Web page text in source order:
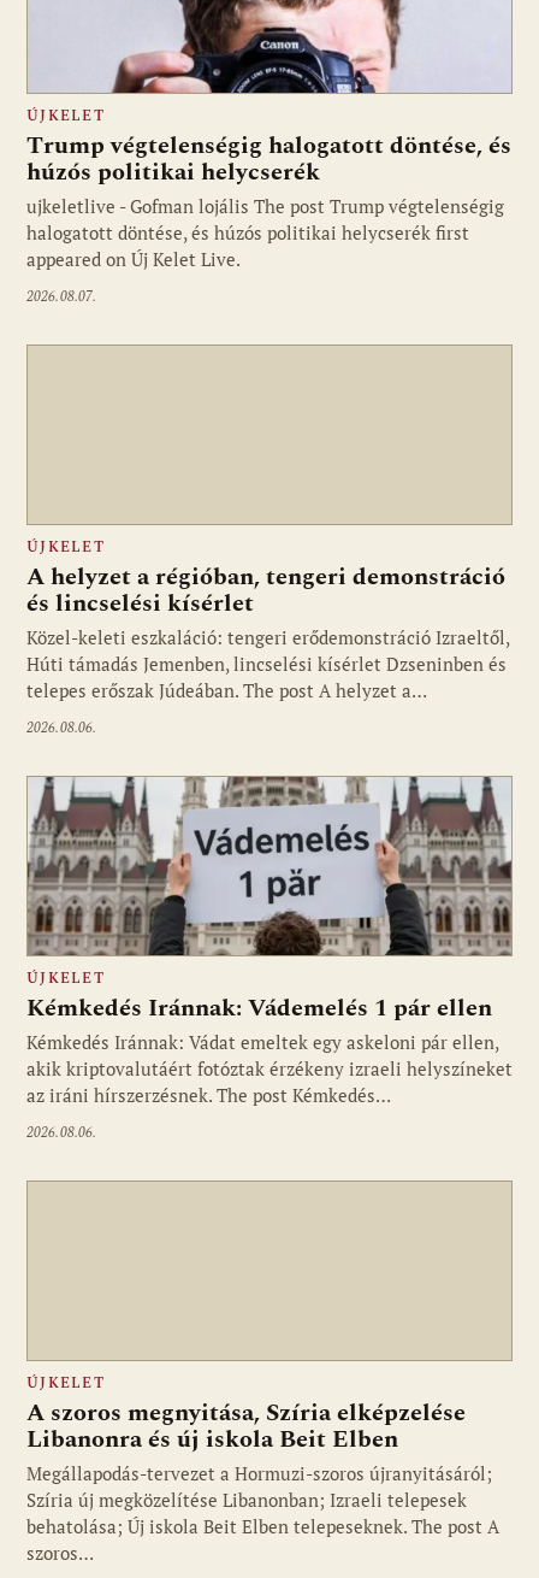
Fotó: ujkelet.live
ÚJKELET
Trump végtelenségig halogatott döntése, és
húzós politikai helycserék
ujkeletlive - Gofman lojális The post Trump végtelenségig
halogatott döntése, és húzós politikai helycserék first
appeared on Új Kelet Live.
2026.08.07.
ÚJKELET
A helyzet a régióban, tengeri demonstráció
és lincselési kísérlet
Közel-keleti eszkaláció: tengeri erődemonstráció Izraeltől,
Húti támadás Jemenben, lincselési kísérlet Dzseninben és
telepes erőszak Júdeában. The post A helyzet a…
2026.08.06.
ÚJKELET
Kémkedés Iránnak: Vádemelés 1 pár ellen
Kémkedés Iránnak: Vádat emeltek egy askeloni pár ellen,
akik kriptovalutáért fotóztak érzékeny izraeli helyszíneket
az iráni hírszerzésnek. The post Kémkedés…
2026.08.06.
ÚJKELET
A szoros megnyitása, Szíria elképzelése
Libanonra és új iskola Beit Elben
Megállapodás-tervezet a Hormuzi-szoros újranyitásáról;
Szíria új megközelítése Libanonban; Izraeli telepesek
behatolása; Új iskola Beit Elben telepeseknek. The post A
szoros…